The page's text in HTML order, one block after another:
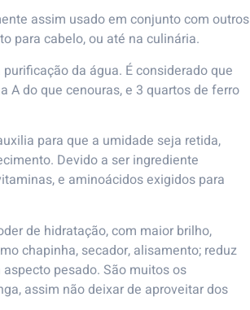
assim usado em conjunto com outros
para cabelo, ou até na culinária.
da água. É considerado que
do que cenouras, e 3 quartos de ferro
para que a umidade seja retida,
Devido a ser ingrediente
e aminoácidos exigidos para
de hidratação, com maior brilho,
chapinha, secador, alisamento; reduz
pesado. São muitos os
assim não deixar de aproveitar dos